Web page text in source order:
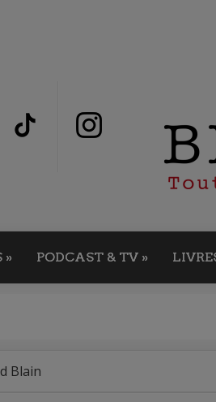
» PODCAST & TV »
Blain